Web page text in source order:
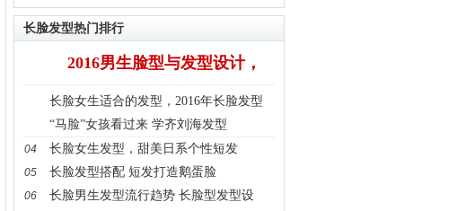
长脸发型热门排行
2016男生脸型与发型设计，
长脸女生适合的发型，2016年长脸发型
“马脸”女孩看过来 学齐刘海发型
04 长脸女生发型，甜美日系个性短发
05 长脸发型搭配 短发打造鹅蛋脸
06 长脸男生发型流行趋势 长脸型发型设